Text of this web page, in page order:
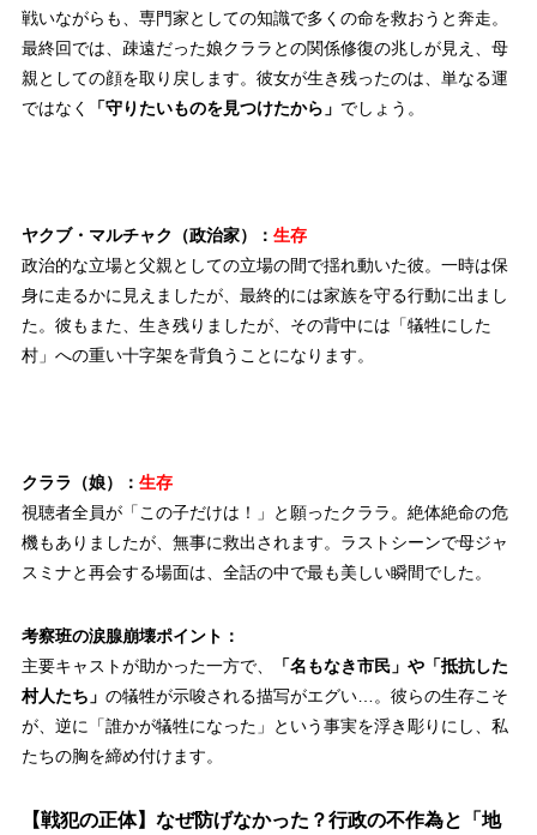
戦いながらも、専門家としての知識で多くの命を救おうと奔走。
最終回では、疎遠だった娘クララとの関係修復の兆しが見え、母
親としての顔を取り戻します。彼女が生き残ったのは、単なる運
ではなく
「守りたいものを見つけたから」 でしょう。
ヤクブ・マルチャク（政治家）： 生存
政治的な立場と父親としての立場の間で揺れ動いた彼。一時は保
身に走るかに見えましたが、最終的には家族を守る行動に出まし
た。彼もまた、生き残りましたが、その背中には「犠牲にした
村」への重い十字架を背負うことになります。
クララ（娘）： 生存
視聴者全員が「この子だけは！」と願ったクララ。絶体絶命の危
機もありましたが、無事に救出されます。ラストシーンで母ジャ
スミナと再会する場面は、全話の中で最も美しい瞬間でした。
考察班の涙腺崩壊ポイント：
主要キャストが助かった一方で、
「名もなき市民」や「抵抗した
村人たち」 の犠牲が示唆される描写がエグい…。彼らの生存こそ
が、逆に「誰かが犠牲になった」という事実を浮き彫りにし、私
たちの胸を締め付けます。
【戦犯の正体】なぜ防げなかった？行政の不作為と「地